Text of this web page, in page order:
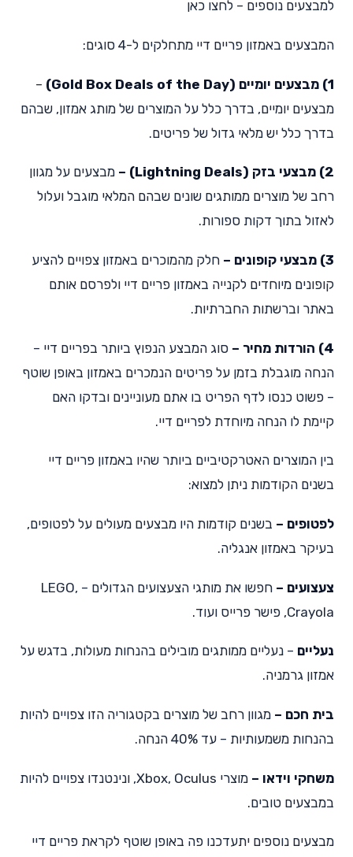
למבצעים נוספים – לחצו כאן
המבצעים באמזון פריים דיי מתחלקים ל-4 סוגים:
1) מבצעים יומיים (Gold Box Deals of the Day)
–
מבצעים יומיים, בדרך כלל על המוצרים של מותג אמזון, שבהם
בדרך כלל יש מלאי גדול של פריטים.
2) מבצעי בזק (Lightning Deals) –
מבצעים על מגוון
רחב של מוצרים ממותגים שונים שבהם המלאי מוגבל ועלול
לאזול בתוך דקות ספורות.
3) מבצעי קופונים –
חלק מהמוכרים באמזון צפויים להציע
קופונים מיוחדים לקנייה באמזון פריים דיי ולפרסם אותם
באתר וברשתות החברתיות.
4) הורדות מחיר –
סוג המבצע הנפוץ ביותר בפריים דיי –
הנחה מוגבלת בזמן על פריטים הנמכרים באמזון באופן שוטף
– פשוט כנסו לדף הפריט בו אתם מעוניינים ובדקו האם
קיימת לו הנחה מיוחדת לפריים דיי.
בין המוצרים האטרקטיביים ביותר שהיו באמזון פריים דיי
בשנים הקודמות ניתן למצוא:
לפטופים – בשנים קודמות היו מבצעים מעולים על לפטופים,
בעיקר באמזון אנגליה.
צעצועים –
חפשו את מותגי הצעצועים הגדולים – LEGO,
Crayola, פישר פרייס ועוד.
נעליים – נעליים ממותגים מובילים בהנחות מעולות, בדגש על
אמזון גרמניה.
בית חכם – מגוון רחב של מוצרים בקטגוריה הזו צפויים להיות
בהנחות משמעותיות – עד 40% הנחה.
משחקי וידאו –
מוצרי Xbox, Oculus, ונינטנדו צפויים להיות
במבצעים טובים.
מבצעים נוספים יתעדכנו פה באופן שוטף לקראת פריים דיי